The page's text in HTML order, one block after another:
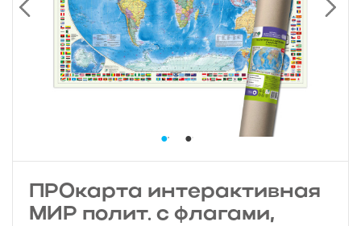
ПРОкарта интерактивная
МИР полит. с флагами,